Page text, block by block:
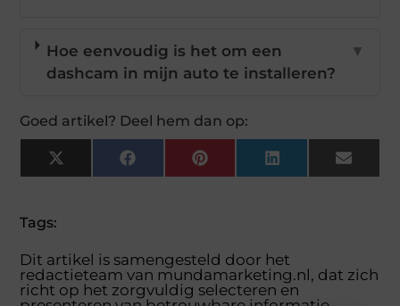
Hoe eenvoudig is het om een
dashcam in mijn auto te installeren?
▼
Goed artikel? Deel hem dan op:
X
(Twitter)
FacebookPinterestLinkedInEmail
Tags:
Dit artikel is samengesteld door het
redactieteam van mundamarketing.nl, dat zich
richt op het zorgvuldig selecteren en